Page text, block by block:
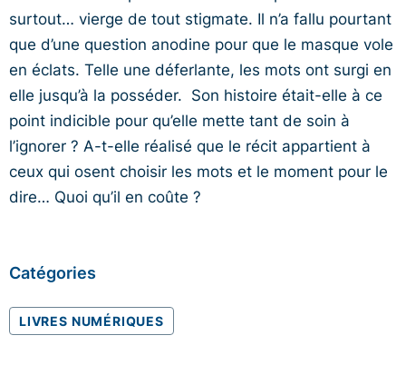
surtout… vierge de tout stigmate. Il n’a fallu pourtant
que d’une question anodine pour que le masque vole
en éclats. Telle une déferlante, les mots ont surgi en
elle jusqu’à la posséder. Son histoire était-elle à ce
point indicible pour qu’elle mette tant de soin à
l’ignorer ? A-t-elle réalisé que le récit appartient à
ceux qui osent choisir les mots et le moment pour le
dire… Quoi qu’il en coûte ?
Catégories
LIVRES NUMÉRIQUES